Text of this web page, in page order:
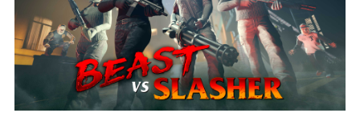
游戏商城 每日签到 每日排行
游民通 Lv.13
版主